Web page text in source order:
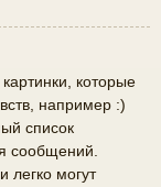
которые
например :)
список
сообщений.
легко могут